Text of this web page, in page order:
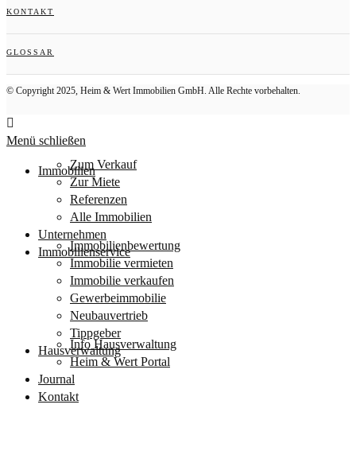
KONTAKT
GLOSSAR
© Copyright 2025, Heim & Wert Immobilien GmbH. Alle Rechte vorbehalten.
Menü schließen
ImmobilienZum Verkauf
Zur Miete
Referenzen
Alle Immobilien
Unternehmen
Immobilienservice
Immobilienbewertung
Immobilie vermieten
Immobilie verkaufen
Gewerbeimmobilie
Neubauvertrieb
Tippgeber
Hausverwaltung
Info Hausverwaltung
Heim & Wert Portal
Journal
Kontakt